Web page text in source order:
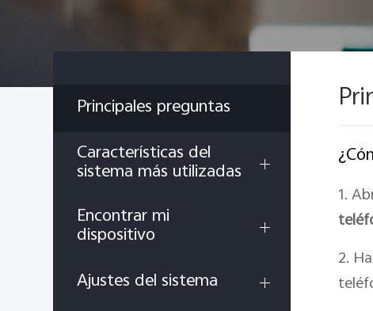
Principales preguntas
Características del
sistema más utilizadas
Encontrar mi
dispositivo
Ajustes del sistema
1.
2.